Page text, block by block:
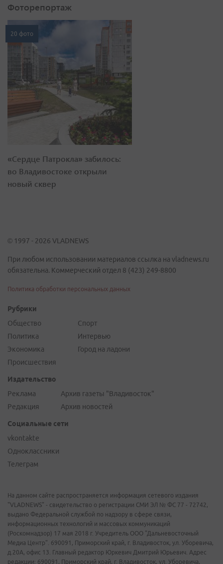
Фоторепортаж
20 фото
«Сердце Патрокла» забилось:
во Владивостоке открыли
новый сквер
© 1997 - 2026 VLADNEWS
При любом использовании материалов ссылка на vladnews.ru
обязательна. Коммерческий отдел 8 (423) 249-8800
Политика обработки персональных данных
Рубрики
Общество
Политика
Экономика
Происшествия
Спорт
Интервью
Город на ладони
Издательство
Реклама
Редакция
Архив газеты "Владивосток"
Архив новостей
Социальные сети
vkontakte
Одноклассники
Телеграм
На данном сайте распространяется информация сетевого издания
"VLADNEWS" - свидетельство о регистрации СМИ ЭЛ № ФС 77 - 72742,
выдано Федеральной службой по надзору в сфере связи,
информационных технологий и массовых коммуникаций
(Роскомнадзор) 17 мая 2018 г. Учредитель ООО "Дальневосточный
Медиа Центр". 690091, Приморский край, г. Владивосток, ул. Уборевича,
д.20А, офис 13. Главный редактор Юркевич Дмитрий Юрьевич. Адрес
редакции: 690091, Приморский край, г. Владивосток, ул. Уборевича,